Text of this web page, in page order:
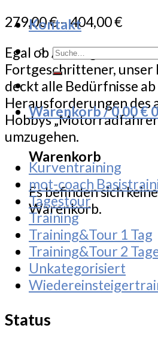
Kontakt
Suche
nach:
Warenkorb /0,00€0
Warenkorb
Es befinden sich
Warenkorb.
279,00€–404,00€
Egal ob Anfänger,
Fortgeschrittener, unser
deckt alle Bedürfnisse
Herausforderungen des
Hobbys
umzugehen.
Kurventraining
mot-coach
Tagestour
Training
Training&Tour 1 Tag
Training&Tour 2
Unkategorisiert
Status